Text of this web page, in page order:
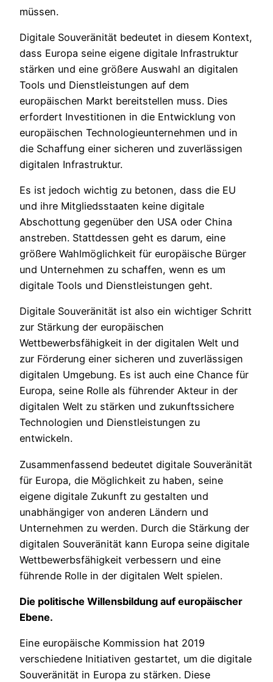
müssen.
Digitale Souveränität bedeutet in diesem Kontext,
dass Europa seine eigene digitale Infrastruktur
stärken und eine größere Auswahl an digitalen
Tools und Dienstleistungen auf dem
europäischen Markt bereitstellen muss. Dies
erfordert Investitionen in die Entwicklung von
europäischen Technologieunternehmen und in
die Schaffung einer sicheren und zuverlässigen
digitalen Infrastruktur.
Es ist jedoch wichtig zu betonen, dass die EU
und ihre Mitgliedsstaaten keine digitale
Abschottung gegenüber den USA oder China
anstreben. Stattdessen geht es darum, eine
größere Wahlmöglichkeit für europäische Bürger
und Unternehmen zu schaffen, wenn es um
digitale Tools und Dienstleistungen geht.
Digitale Souveränität ist also ein wichtiger Schritt
zur Stärkung der europäischen
Wettbewerbsfähigkeit in der digitalen Welt und
zur Förderung einer sicheren und zuverlässigen
digitalen Umgebung. Es ist auch eine Chance für
Europa, seine Rolle als führender Akteur in der
digitalen Welt zu stärken und zukunftssichere
Technologien und Dienstleistungen zu
entwickeln.
Zusammenfassend bedeutet digitale Souveränität
für Europa, die Möglichkeit zu haben, seine
eigene digitale Zukunft zu gestalten und
unabhängiger von anderen Ländern und
Unternehmen zu werden. Durch die Stärkung der
digitalen Souveränität kann Europa seine digitale
Wettbewerbsfähigkeit verbessern und eine
führende Rolle in der digitalen Welt spielen.
Die politische Willensbildung auf europäischer
Ebene.
Eine europäische Kommission hat 2019
verschiedene Initiativen gestartet, um die digitale
Souveränität in Europa zu stärken. Diese